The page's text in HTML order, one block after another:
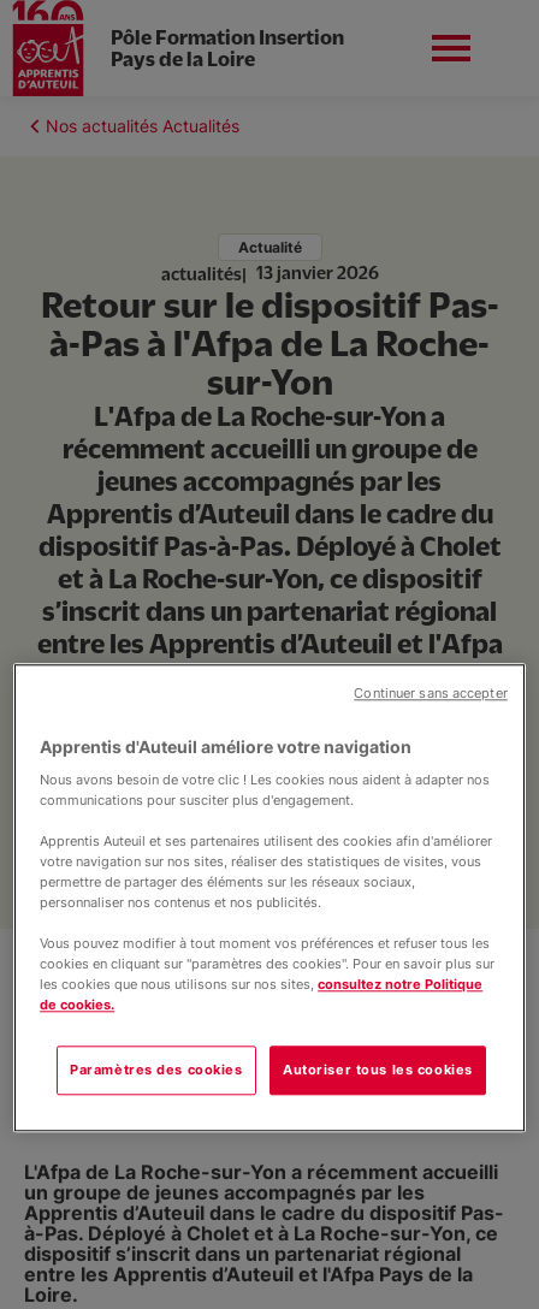
Pôle Formation Insertion
Pays de la Loire
Notre projet
Nos partenaires
Nous soutenir
Fil Nos actualités Actualités
Actualité
actualités 13 janvier 2026
Retour sur le dispositif Pas-
à-Pas à l'Afpa de La Roche-
sur-Yon
L'Afpa de La Roche-sur-Yon a
récemment accueilli un groupe de
jeunes accompagnés par les
Apprentis d’Auteuil dans le cadre du
dispositif Pas-à-Pas. Déployé à Cholet
et à La Roche-sur-Yon, ce dispositif
s’inscrit dans un partenariat régional
entre les Apprentis d’Auteuil et l'Afpa
Pays de la Loire.
L'Afpa de La Roche-sur-Yon a récemment accueilli
un groupe de jeunes accompagnés par les
Apprentis d’Auteuil dans le cadre du dispositif Pas-
à-Pas. Déployé à Cholet et à La Roche-sur-Yon, ce
dispositif s’inscrit dans un partenariat régional
entre les Apprentis d’Auteuil et l'Afpa Pays de la
Loire.
Apprentis d'Auteuil améliore votre navigation
Nous avons besoin de votre clic ! Les cookies nous aident à adapter nos
communications pour susciter plus d'engagement.
Apprentis Auteuil et ses partenaires utilisent des cookies afin d'améliorer
votre navigation sur nos sites, réaliser des statistiques de visites, vous
permettre de partager des éléments sur les réseaux sociaux,
personnaliser nos contenus et nos publicités.
Vous pouvez modifier à tout moment vos préférences et refuser tous les
cookies en cliquant sur "paramètres des cookies". Pour en savoir plus sur
les cookies que nous utilisons sur nos sites,consultez notre Politique
de cookies.
Paramètres des cookies Autoriser tous les cookies
Continuer sans accepter